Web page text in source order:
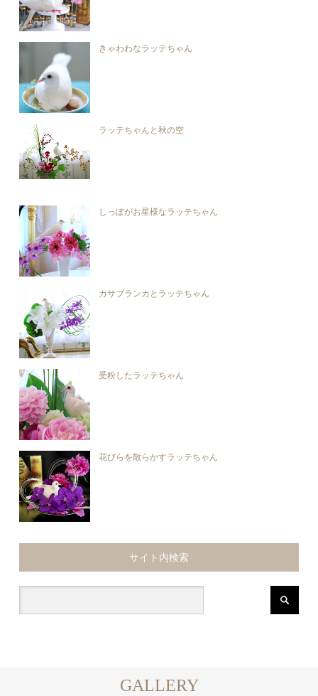
きゃわわなラッテちゃん
ラッテちゃんと秋の空
しっぽがお星様なラッテちゃん
カサブランカとラッテちゃん
受粉したラッテちゃん
花びらを散らかすラッテちゃん
サイト内検索
GALLERY